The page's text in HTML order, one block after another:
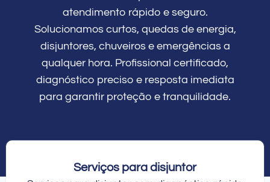
atendimento rápido e seguro.
Solucionamos curtos, quedas de energia,
disjuntores, chuveiros e emergências a
qualquer hora. Profissional certificado,
diagnóstico preciso e resposta imediata
para garantir proteção e tranquilidade.
Serviços para disjuntor